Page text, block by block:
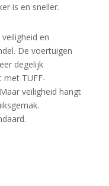
is en sneller.
en
De voertuigen
degelijk
met TUFF-
veiligheid hangt